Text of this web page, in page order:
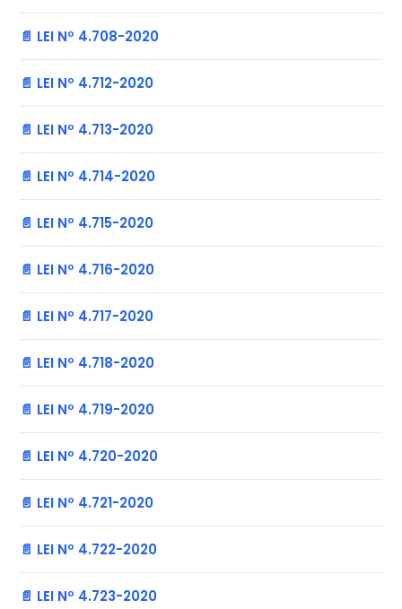
📄 LEI Nº 4.708-2020
📄 LEI Nº 4.712-2020
📄 LEI Nº 4.713-2020
📄 LEI Nº 4.714-2020
📄 LEI Nº 4.715-2020
📄 LEI Nº 4.716-2020
📄 LEI Nº 4.717-2020
📄 LEI Nº 4.718-2020
📄 LEI Nº 4.719-2020
📄 LEI Nº 4.720-2020
📄 LEI Nº 4.721-2020
📄 LEI Nº 4.722-2020
📄 LEI Nº 4.723-2020